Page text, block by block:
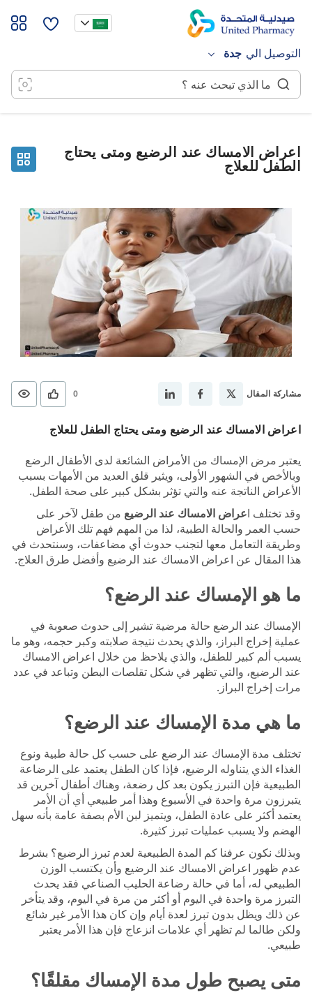
المحتوى
التوصيل الي جدة
اعراض الامساك عند الرضيع ومتى يحتاج
الطفل للعلاج
مشاركة المقال 0
اعراض الامساك عند الرضيع ومتى يحتاج الطفل للعلاج
يعتبر مرض الإمساك من الأمراض الشائعة لدى الأطفال الرضع
وبالأخص في الشهور الأولى، ويثير قلق العديد من الأمهات بسبب
الأعراض الناتجة عنه والتي تؤثر بشكل كبير على صحة الطفل.
وقد تختلف اعراض الامساك عند الرضيع من طفل لآخر على
حسب العمر والحالة الطبية، لذا من المهم فهم تلك الأعراض
وطريقة التعامل معها لتجنب حدوث أي مضاعفات، وسنتحدث في
هذا المقال عن اعراض الامساك عند الرضيع وأفضل طرق العلاج.
ما هو الإمساك عند الرضع؟
الإمساك عند الرضع حالة مرضية تشير إلى حدوث صعوبة في
عملية إخراج البراز، والذي يحدث نتيجة صلابته وكبر حجمه، وهو ما
يسبب ألم كبير للطفل، والذي يلاحظ من خلال اعراض الامساك
عند الرضيع، والتي تظهر في شكل تقلصات البطن وتباعد في عدد
مرات إخراج البراز.
ما هي مدة الإمساك عند الرضع؟
تختلف مدة الإمساك عند الرضع على حسب كل حالة طبية ونوع
الغذاء الذي يتناوله الرضيع، فإذا كان الطفل يعتمد على الرضاعة
الطبيعية فإن التبرز يكون بعد كل رضعة، وهناك أطفال آخرين قد
يتبرزون مرة واحدة في الأسبوع وهذا أمر طبيعي أي أن الأمر
يعتمد أكثر على عادة الطفل، ويتميز لبن الأم بصفة عامة بأنه سهل
الهضم ولا يسبب عمليات تبرز كثيرة.
وبذلك نكون عرفنا كم المدة الطبيعية لعدم تبرز الرضيع؟ بشرط
عدم ظهور اعراض الامساك عند الرضيع وأن يكتسب الوزن
الطبيعي له، أما في حالة رضاعة الحليب الصناعي فقد يحدث
التبرز مرة واحدة في اليوم أو أكثر من مرة في اليوم، وقد يتأخر
عن ذلك ويظل بدون تبرز لعدة أيام وإن كان هذا الأمر غير شائع
ولكن طالما لم تظهر أي علامات انزعاج فإن هذا الأمر يعتبر
طبيعي.
متى يصبح طول مدة الإمساك مقلقًا؟